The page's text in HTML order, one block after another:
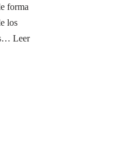
forma
los
Leer